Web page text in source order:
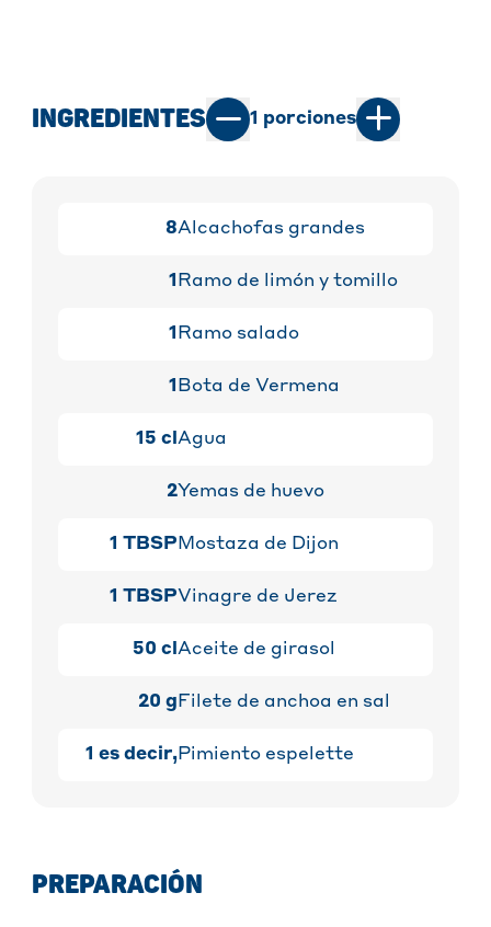
INGREDIENTES 1 porciones
8Alcachofas grandes
1 Ramo de limón y tomillo
1 Ramo salado
1 Bota de Vermena
15 cl Agua
2Yemas de huevo
1 TBSP Mostaza de Dijon
1 TBSPVinagre de Jerez
50 cl Aceite de girasol
20 g Filete de anchoa en sal
1 es decir,Pimiento espelette
PREPARACIÓN